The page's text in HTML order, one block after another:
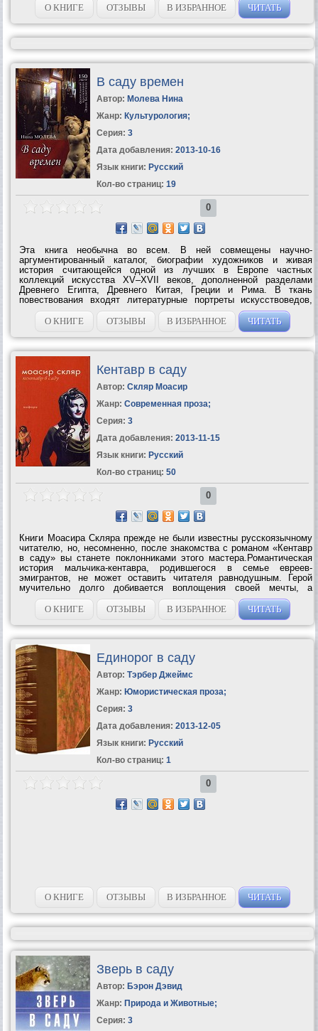
городу, оказывается в руках...
О КНИГЕ ОТЗЫВЫ В ИЗБРАННОЕ ЧИТАТЬ
В саду времен
Автор: Молева Нина
Жанр: Культурология;
Серия: 3
Дата добавления: 2013-10-16
Язык книги: Русский
Кол-во страниц: 19
0
Эта книга необычна во всем. В ней совмещены научно-
аргументированный каталог, биографии художников и живая
история считающейся одной из лучших в Европе частных
коллекций искусства XV–XVII веков, дополненной разделами
Древнего Египта, Древнего Китая, Греции и Рима. В ткань
повествования входят литературные портреты искусствоведов,
реставраторов, художников, архитекторов, писателей,
общавшихся с собранием на протяжении 150-летней...
О КНИГЕ ОТЗЫВЫ В ИЗБРАННОЕ ЧИТАТЬ
Кентавр в саду
Автор: Скляр Моасир
Жанр: Современная проза;
Серия: 3
Дата добавления: 2013-11-15
Язык книги: Русский
Кол-во страниц: 50
0
Книги Моасира Скляра прежде не были известны русскоязычному
читателю, но, несомненно, после знакомства с романом «Кентавр
в саду» вы станете поклонниками этого мастера.Романтическая
история мальчика-кентавра, родившегося в семье евреев-
эмигрантов, не может оставить читателя равнодушным. Герой
мучительно долго добивается воплощения своей мечты, а
достигнув ее, понимает, что пожертвовал слишком...
О КНИГЕ
ОТЗЫВЫ В ИЗБРАННОЕ ЧИТАТЬ
Единорог в саду
Автор: Тэрбер Джеймс
Жанр: Юмористическая проза;
Серия: 3
Дата добавления: 2013-12-05
Язык книги: Русский
Кол-во страниц: 1
0
О КНИГЕ ОТЗЫВЫ В ИЗБРАННОЕ ЧИТАТЬ
Зверь в саду
Автор: Бэрон Дэвид
Жанр: Природа и Животные;
Серия: 3